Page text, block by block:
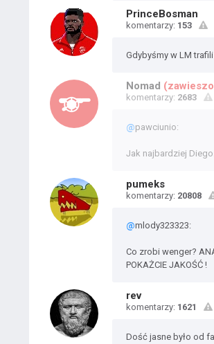
PrinceBosman
komentarzy: 153
Gdybyśmy w LM
Nomad
komentarzy: 2683
@pawciunio:
Jak najbardziej
pumeks
komentarzy: 20808
@mlody323323:
Co zrobi wenger?
POKAŻCIE JAKOŚĆ !
rev
komentarzy: 1621
Dość jasne było od